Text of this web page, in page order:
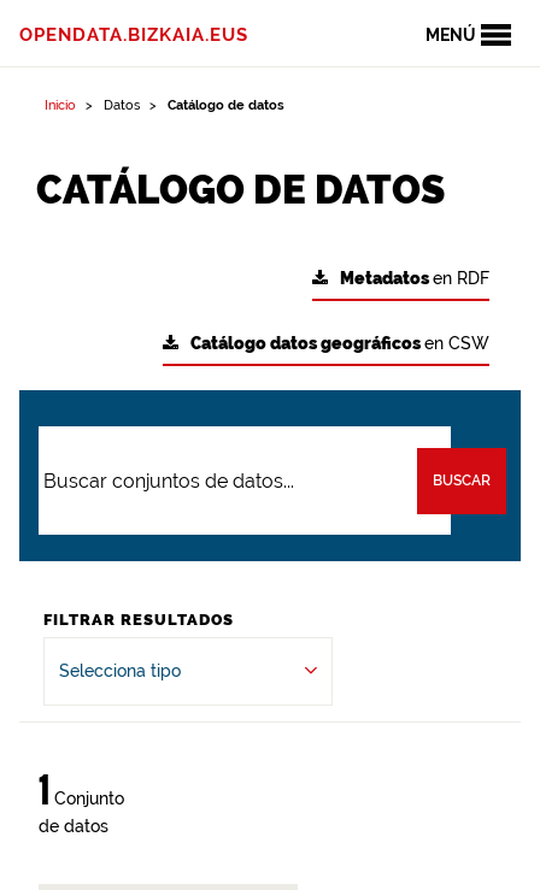
MENÚ
OPENDATA.BIZKAIA.EUS
Inicio Datos Catálogo de datos
CATÁLOGO DE DATOS
Metadatosen RDF
Catálogo datos geográficosen CSW
BUSCAR
FILTRAR RESULTADOS
Selecciona tipo
1 Conjunto
de datos